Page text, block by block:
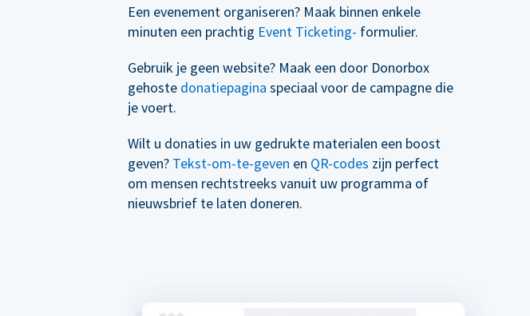
Een evenement organiseren? Maak binnen enkele
minuten een prachtig Event Ticketing- formulier.
Gebruik je geen website? Maak een door Donorbox
gehoste donatiepagina speciaal voor de campagne die
je voert.
Wilt u donaties in uw gedrukte materialen een boost
geven? Tekst-om-te-geven en QR-codes zijn perfect
om mensen rechtstreeks vanuit uw programma of
nieuwsbrief te laten doneren.